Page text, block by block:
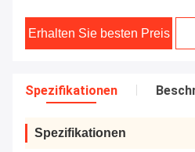
Erhalten Sie besten Preis
Spezifikationen
Spezifikationen